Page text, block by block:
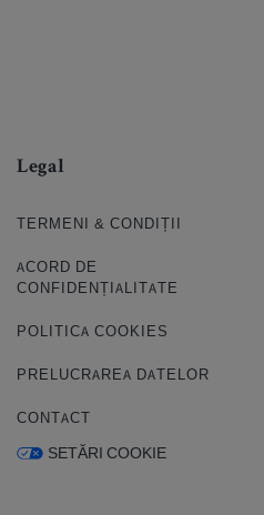
Legal
TERMENI & CONDIȚII
ACORD DE
CONFIDENȚIALITATE
POLITICA COOKIES
PRELUCRAREA DATELOR
CONTACT
SETĂRI COOKIE